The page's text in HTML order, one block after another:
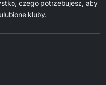
czego potrzebujesz, aby
kluby.